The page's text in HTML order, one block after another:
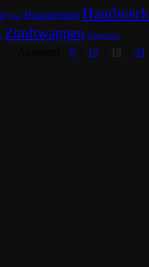
Fun Hanauerland Handwerk
Zunftwappen Österreich
9 12 24